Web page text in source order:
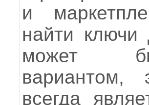
и
найти ключи
может
всегда